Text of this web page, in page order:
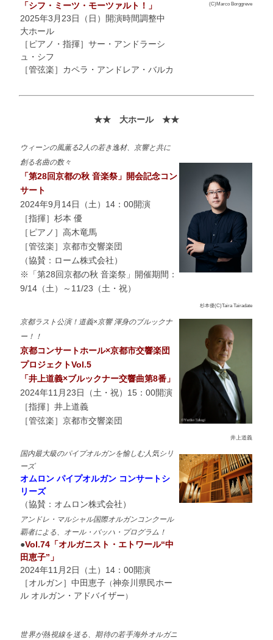
「シフ・ミーツ・モーツァルト！」
2025年3月23日（日）開演時間調整中
大ホール
［ピアノ・指揮］サー・アンドラーシ
ュ・シフ
［管弦楽］カペラ・アンドレア・バルカ
(C)Marco Borggreve
★★ 大ホール ★★
ウィーンの風薫る2人の若き逸材、京響と共に
創る名曲の数々
「第28回京都の秋 音楽祭」開会記念コン
サート
2024年9月14日（土）14：00開演
［指揮］杉本 優
［ピアノ］高木竜馬
［管弦楽］京都市交響楽団
（協賛：ローム株式会社）
※「第28回京都の秋 音楽祭」開催期間：
9/14（土）～11/23（土・祝）
杉本優(C)Taira Tairadate
京都ラスト公演！道義×京響 渾身のブルックナ
ー！！
京都コンサートホール×京都市交響楽団
プロジェクトVol.5
「井上道義×ブルックナー交響曲第8番」
2024年11月23日（土・祝）15：00開演
［指揮］井上道義
［管弦楽］京都市交響楽団
井上道義
国内最大級のパイプオルガンを愉しむ人気シリ
ーズ
オムロン パイプオルガン コンサートシ
リーズ
（協賛：オムロン株式会社）
アンドレ・マルシャル国際オルガンコンクール
覇者による、オール・バッハ・プログラム！
●Vol.74「オルガニスト・エトワール“中
田恵子”」
2024年11月2日（土）14：00開演
［オルガン］中田恵子 （神奈川県民ホー
ル オルガン・アドバイザー ）
世界が熱視線を送る、期待の若手海外オルガニ